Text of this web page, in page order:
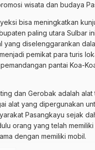
wisata dan budaya
bisa meningkatkan
paling utara Sulbar
yang diselenggarankan
pemikat para turis
pantai Koa-
dan Gerobak adalah alat
alat yang dipergunakan
Pasangkayu sejak
orang yang telah
dengan memiliki mobil.